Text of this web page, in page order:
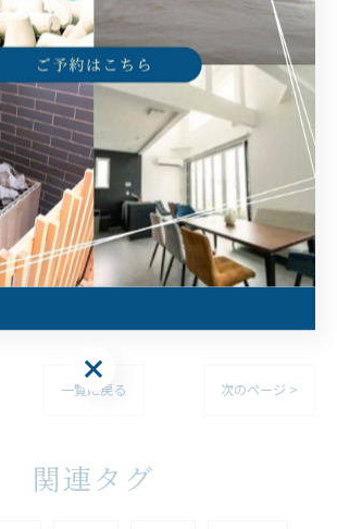
できる場所
の宿泊場所
い一棟貸し
トのひととき
一覧に戻る 次のページ >
関連タグ